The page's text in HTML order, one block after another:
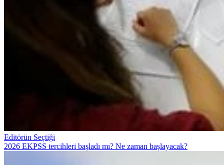
Editörün Seçtiği
2026 EKPSS tercihleri başladı mı? Ne zaman başlayacak?